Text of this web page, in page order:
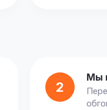
2
Мы